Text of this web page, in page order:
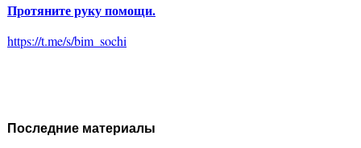
Протяните руку помощи.
https://t.me/s/bim_sochi
Последние материалы